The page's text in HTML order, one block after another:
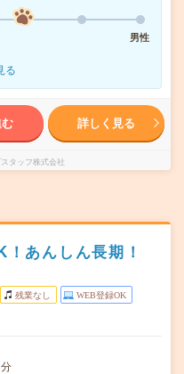
男性
る
詳しく見る
タッフ株式会社
！あんしん長期！
残業なし WEB登録OK